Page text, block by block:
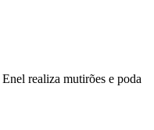
Enel realiza mutirões e poda